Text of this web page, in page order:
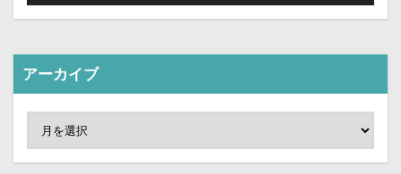
レ
ー
アーカイブ